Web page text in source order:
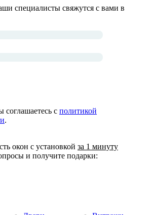
специалисты свяжутся с вами в
соглашаетесь с политикой
.
окон с установкой за 1 минуту
и получите подарки: